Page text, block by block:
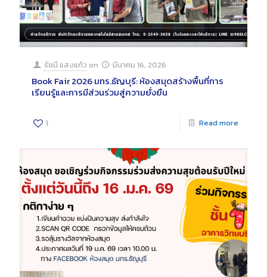
รัชนี แสงแก้ว on มีนาคม 16, 2026
Book Fair 2026 มทร.ธัญบุรี: ห้องสมุดสร้างพื้นที่การ
เรียนรู้และการมีส่วนร่วมสู่ความยั่งยืน
1 Read more